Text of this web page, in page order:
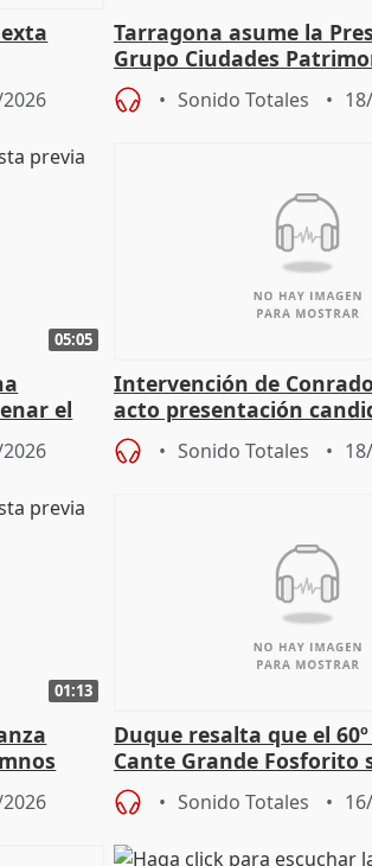
Tarragona asume la
Grupo Ciudades
Sonido Totales
05:05
el
Intervención de
acto presentación
alcaldes PP para 2027
Sonido Totales
01:13
Duque resalta que el
Cante Grande Fosforito
especial" tras su pérdida
Sonido Totales